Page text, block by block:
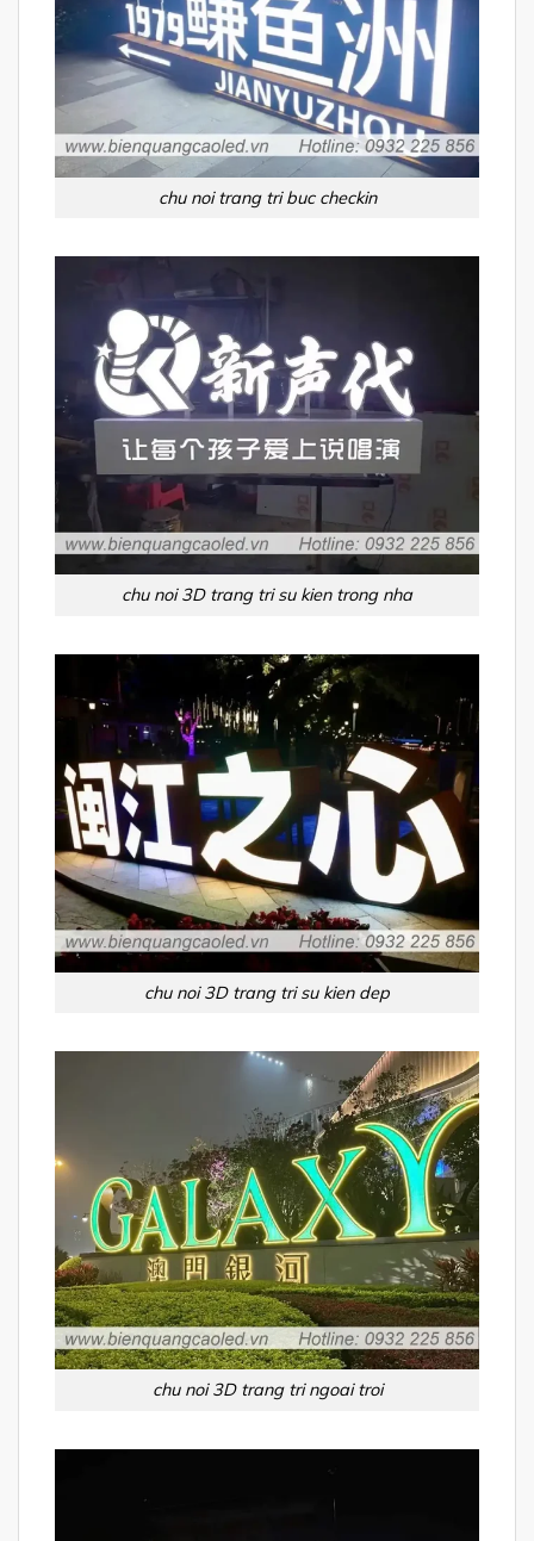
chu noi trang tri buc checkin
chu noi 3D trang tri su kien trong nha
chu noi 3D trang tri su kien dep
chu noi 3D trang tri ngoai troi